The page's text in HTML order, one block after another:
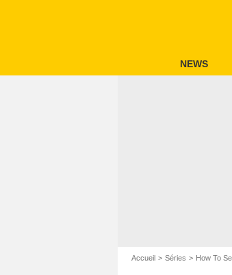
NEWS
Accueil Séries How To